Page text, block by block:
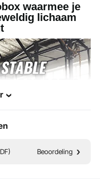
waarmee je
lichaam
Beoordeling